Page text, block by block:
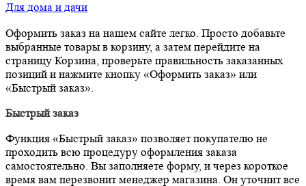
Для дома и дачи
Оформить заказ на нашем сайте легко. Просто добавьте
выбранные товары в корзину, а затем перейдите на
страницу Корзина, проверьте правильность заказанных
позиций и нажмите кнопку «Оформить заказ» или
«Быстрый заказ».
Быстрый заказ
Функция «Быстрый заказ» позволяет покупателю не
проходить всю процедуру оформления заказа
самостоятельно. Вы заполняете форму, и через короткое
время вам перезвонит менеджер магазина. Он уточнит все